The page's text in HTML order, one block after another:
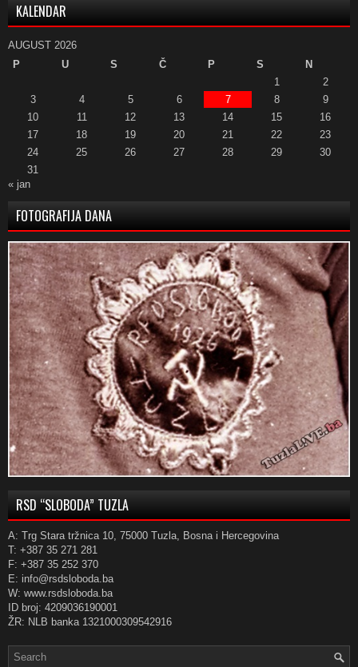
KALENDAR
AUGUST 2026
P
U S Č P S
N
1
2
3
4 5 6 7 8
9
10
11 12 13 14 15
16
17
18 19 20 21 22
23
24
25 26 27 28 29
30
31
« jan
FOTOGRAFIJA DANA
RSD “SLOBODA” TUZLA
A: Trg Stara tržnica 10, 75000 Tuzla, Bosna i Hercegovina
T: +387 35 271 281
F: +387 35 252 370
E: info@rsdsloboda.ba
W: www.rsdsloboda.ba
ID broj: 4209036190001
ŽR: NLB banka 1321000309542916